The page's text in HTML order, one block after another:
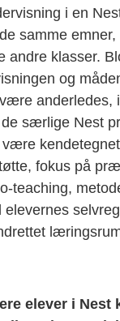
i en
samme
andre klasser.
og
anderledes,
særlige Nest
være
fokus på
teaching,
elevernes
elever i Nest